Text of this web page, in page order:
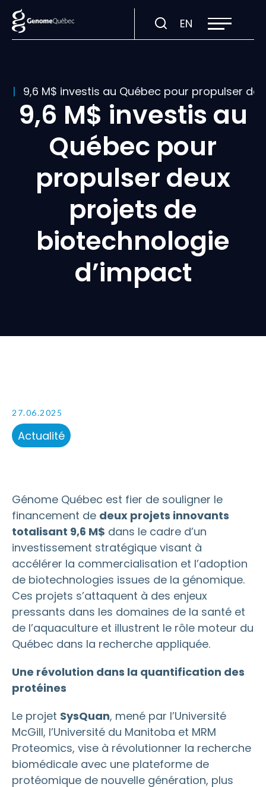
EN Visiter
la
:
English.
la
navigation
du
9,6 M$ investis au Québec pour propulser
9,6 M$ investis au
Québec pour
propulser deux
projets de
biotechnologie
d’impact
27.06.2025
Actualité
Génome Québec est fier de souligner le
financement de deux projets innovants
totalisant 9,6 M$ dans le cadre d’un
investissement stratégique visant à
accélérer la commercialisation et l’adoption
de biotechnologies issues de la génomique.
Ces projets s’attaquent à des enjeux
pressants dans les domaines de la santé et
de l’aquaculture et illustrent le rôle moteur du
Québec dans la recherche appliquée.
Une révolution dans la quantification des
protéines
Le projet SysQuan, mené par l’Université
McGill, l’Université du Manitoba et MRM
Proteomics, vise à révolutionner la recherche
biomédicale avec une plateforme de
protéomique de nouvelle génération, plus